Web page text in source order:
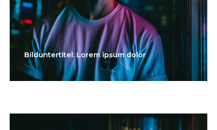
Bilduntertitel: Lorem ipsum dolor